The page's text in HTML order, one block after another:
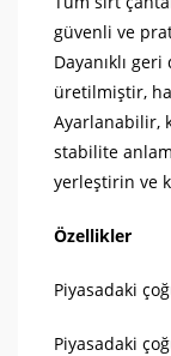
güvenli ve
Dayanıklı
üretilmiştir,
Ayarlanabilir,
stabilite
yerleştirin ve
Özellikler
Piyasadaki
Piyasadaki